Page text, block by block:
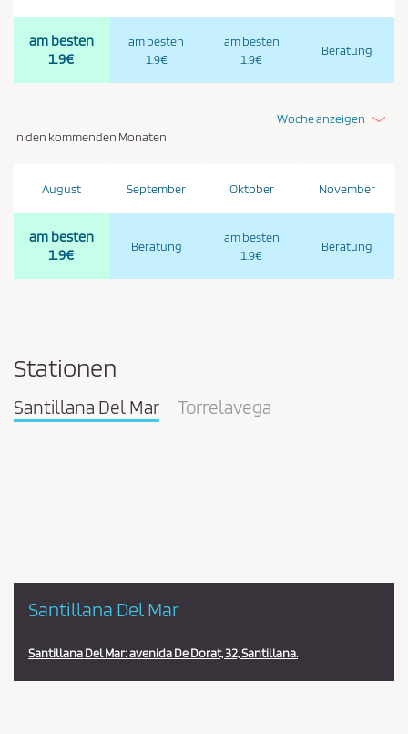
am besten
1.9€
am besten
1.9€
am besten
1.9€
Beratung
Woche anzeigen
In den kommenden Monaten
August
am besten
1.9€
September
Beratung
Oktober
am besten
1.9€
November
Beratung
Stationen
Santillana Del Mar Torrelavega
Santillana Del Mar
Santillana Del Mar: avenida De Dorat, 32, Santillana.